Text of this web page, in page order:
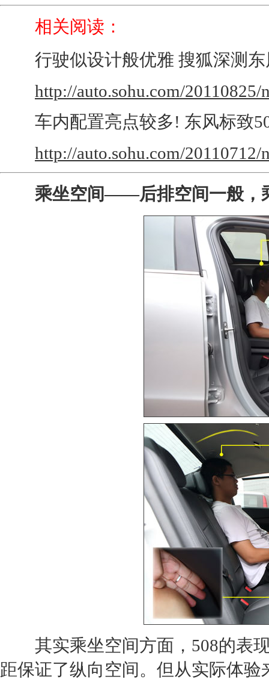
相关阅读：
行驶似设计般优雅 搜狐深测东
http://auto.sohu.com/20110825/
车内配置亮点较多! 东风标致
http://auto.sohu.com/20110712/
乘坐空间——后排空间一般，
其实乘坐空间方面，508的表现
距保证了纵向空间。但从实际体